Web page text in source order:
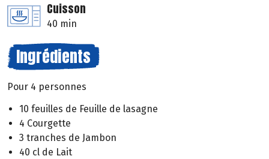
Cuisson
40 min
Ingrédients
Pour 4 personnes
10 feuilles de Feuille de lasagne
4 Courgette
3 tranches de Jambon
40 cl de Lait